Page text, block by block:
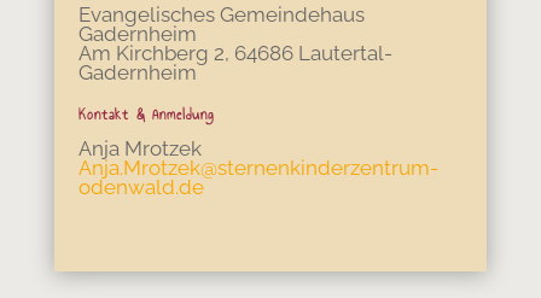
Evangelisches Gemeindehaus
Gadernheim
Am Kirchberg 2, 64686 Lautertal-
Gadernheim
Kontakt & Anmeldung
Anja Mrotzek
Anja.Mrotzek@sternenkinderzentrum-
odenwald.de